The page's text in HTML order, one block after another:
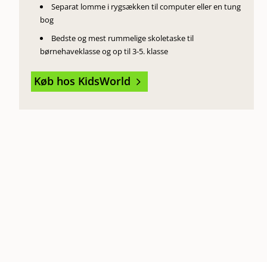
Separat lomme i rygsækken til computer eller en tung
bog
Bedste og mest rummelige skoletaske til
børnehaveklasse og op til 3-5. klasse
Køb hos KidsWorld 5